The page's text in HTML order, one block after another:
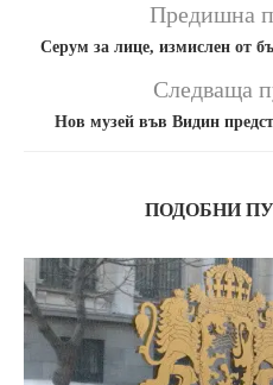
Предишна
Серум за лице, измислен от
Следваща
Нов музей във Видин
ПОДОБНИ